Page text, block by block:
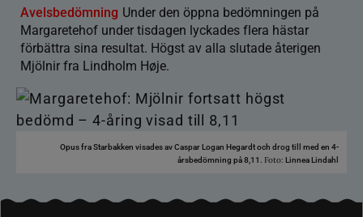
Avelsbedömning Under den öppna bedömningen på
Margaretehof under tisdagen lyckades flera hästar
förbättra sina resultat. Högst av alla slutade återigen
Mjölnir fra Lindholm Høje.
Opus fra Starbakken visades av Caspar Logan Hegardt och drog till med en 4-
årsbedömning på 8,11. Foto: Linnea Lindahl